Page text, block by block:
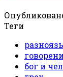
Теги
бог и